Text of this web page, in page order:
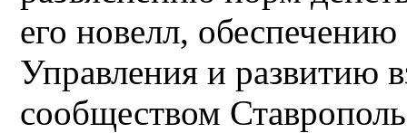
его новелл,
Управления и развитию
сообществом